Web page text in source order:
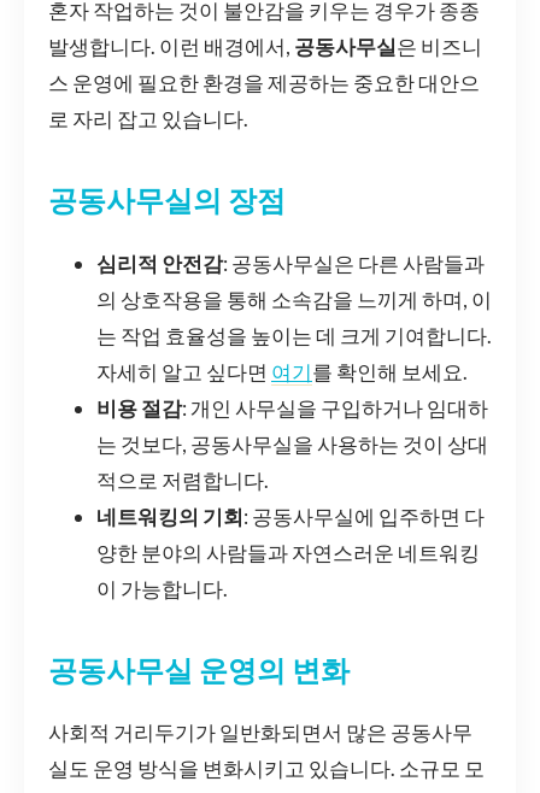
혼자 작업하는 것이 불안감을 키우는 경우가 종종
발생합니다. 이런 배경에서, 공동사무실은 비즈니
스 운영에 필요한 환경을 제공하는 중요한 대안으
로 자리 잡고 있습니다.
공동사무실의 장점
심리적 안전감: 공동사무실은 다른 사람들과
의 상호작용을 통해 소속감을 느끼게 하며, 이
는 작업 효율성을 높이는 데 크게 기여합니다.
자세히 알고 싶다면 여기를 확인해 보세요.
비용 절감: 개인 사무실을 구입하거나 임대하
는 것보다, 공동사무실을 사용하는 것이 상대
적으로 저렴합니다.
네트워킹의 기회: 공동사무실에 입주하면 다
양한 분야의 사람들과 자연스러운 네트워킹
이 가능합니다.
공동사무실 운영의 변화
사회적 거리두기가 일반화되면서 많은 공동사무
실도 운영 방식을 변화시키고 있습니다. 소규모 모